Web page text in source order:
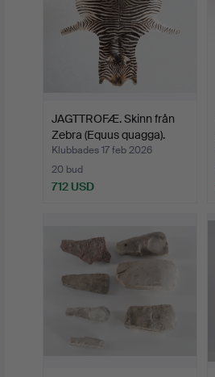
JAGTTROFÆ. Skinn från
Zebra (Equus quagga).
Klubbades 17 feb 2026
20 bud
712 USD